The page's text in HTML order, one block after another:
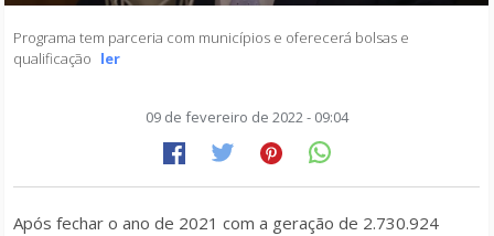
Programa tem parceria com municípios e oferecerá bolsas e
qualificação ler
09 de fevereiro de 2022 - 09:04
Após fechar o ano de 2021 com a geração de 2.730.924